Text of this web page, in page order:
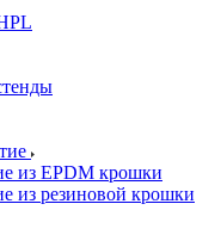
из EPDM крошки
из резиновой крошки